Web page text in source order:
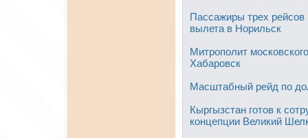
Пассажиры трех рейсов
вылета в Норильск
Митрополит
Хабаровск
Масштабный рейд по
Кыргызстан готов к
концепции Великий